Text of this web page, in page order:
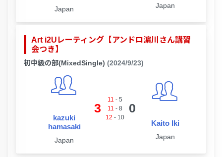
Japan Japan
Art i2Uレーティング【アンドロ濵川さん講習
会つき】
初中級の部(MixedSingle) (2024/9/23)
kazuki
hamasaki
Japan
3
11 - 5
11 - 8
12 - 10
0
Kaito Iki
Japan